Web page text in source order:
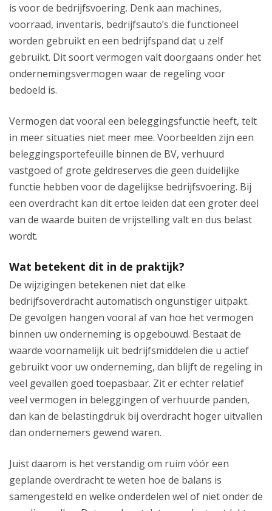
is voor de bedrijfsvoering. Denk aan machines,
voorraad, inventaris, bedrijfsauto’s die functioneel
worden gebruikt en een bedrijfspand dat u zelf
gebruikt. Dit soort vermogen valt doorgaans onder het
ondernemingsvermogen waar de regeling voor
bedoeld is.
Vermogen dat vooral een beleggingsfunctie heeft, telt
in meer situaties niet meer mee. Voorbeelden zijn een
beleggingsportefeuille binnen de BV, verhuurd
vastgoed of grote geldreserves die geen duidelijke
functie hebben voor de dagelijkse bedrijfsvoering. Bij
een overdracht kan dit ertoe leiden dat een groter deel
van de waarde buiten de vrijstelling valt en dus belast
wordt.
Wat betekent dit in de praktijk?
De wijzigingen betekenen niet dat elke
bedrijfsoverdracht automatisch ongunstiger uitpakt.
De gevolgen hangen vooral af van hoe het vermogen
binnen uw onderneming is opgebouwd. Bestaat de
waarde voornamelijk uit bedrijfsmiddelen die u actief
gebruikt voor uw onderneming, dan blijft de regeling in
veel gevallen goed toepasbaar. Zit er echter relatief
veel vermogen in beleggingen of verhuurde panden,
dan kan de belastingdruk bij overdracht hoger uitvallen
dan ondernemers gewend waren.
Juist daarom is het verstandig om ruim vóór een
geplande overdracht te weten hoe de balans is
samengesteld en welke onderdelen wel of niet onder de